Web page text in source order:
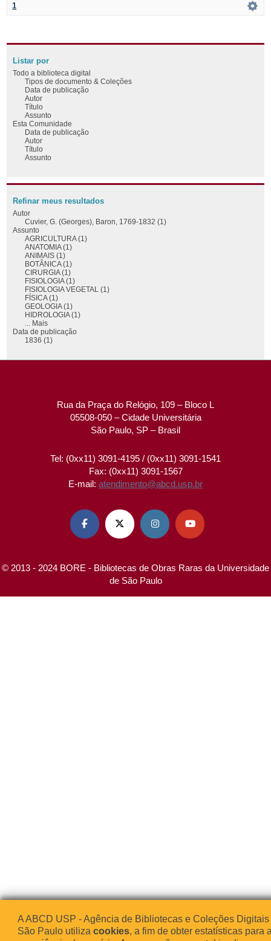
1
Listar por
Todo a biblioteca digital
Tipos de documento & Coleções
Data de publicação
Autor
Título
Assunto
Esta Comunidade
Data de publicação
Autor
Título
Assunto
Refinar meus resultados
Autor
Cuvier, G. (Georges), Baron, 1769-1832 (1)
Assunto
AGRICULTURA (1)
ANATOMIA (1)
ANIMAIS (1)
BOTÂNICA (1)
CIRURGIA (1)
FISIOLOGIA (1)
FISIOLOGIA VEGETAL (1)
FÍSICA (1)
GEOLOGIA (1)
HIDROLOGIA (1)
... Mais
Data de publicação
1836 (1)
Rua da Praça do Relógio, 109 – Bloco L
05508-050 – Cidade Universitária
São Paulo, SP – Brasil
Tel: (0xx11) 3091-4195 / (0xx11) 3091-1541
Fax: (0xx11) 3091-1567
E-mail: atendimento@abcd.usp.br
   
© 2013 - 2024 BORE - Bibliotecas de Obras Raras da Universidade
de São Paulo
A ABCD USP - Agência de Bibliotecas e Coleções
São Paulo utiliza cookies, a fim de obter estatísticas para